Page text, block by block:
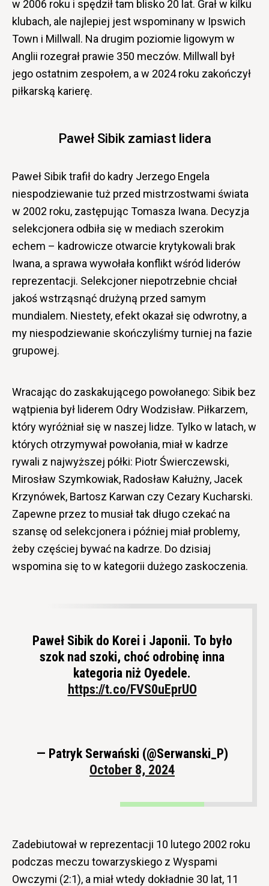
w 2006 roku i spędził tam blisko 20 lat. Grał w kilku
klubach, ale najlepiej jest wspominany w Ipswich
Town i Millwall. Na drugim poziomie ligowym w
Anglii rozegrał prawie 350 meczów. Millwall był
jego ostatnim zespołem, a w 2024 roku zakończył
piłkarską karierę.
Paweł Sibik zamiast lidera
Paweł Sibik trafił do kadry Jerzego Engela
niespodziewanie tuż przed mistrzostwami świata
w 2002 roku, zastępując Tomasza Iwana. Decyzja
selekcjonera odbiła się w mediach szerokim
echem – kadrowicze otwarcie krytykowali brak
Iwana, a sprawa wywołała konflikt wśród liderów
reprezentacji. Selekcjoner niepotrzebnie chciał
jakoś wstrząsnąć drużyną przed samym
mundialem. Niestety, efekt okazał się odwrotny, a
my niespodziewanie skończyliśmy turniej na fazie
grupowej.
Wracając do zaskakującego powołanego: Sibik bez
wątpienia był liderem Odry Wodzisław. Piłkarzem,
który wyróżniał się w naszej lidze. Tylko w latach, w
których otrzymywał powołania, miał w kadrze
rywali z najwyższej półki: Piotr Świerczewski,
Mirosław Szymkowiak, Radosław Kałużny, Jacek
Krzynówek, Bartosz Karwan czy Cezary Kucharski.
Zapewne przez to musiał tak długo czekać na
szansę od selekcjonera i później miał problemy,
żeby częściej bywać na kadrze. Do dzisiaj
wspomina się to w kategorii dużego zaskoczenia.
Paweł Sibik do Korei i Japonii. To było
szok nad szoki, choć odrobinę inna
kategoria niż Oyedele.
https://t.co/FVS0uEprUO
— Patryk Serwański (@Serwanski_P)
October 8, 2024
Zadebiutował w reprezentacji 10 lutego 2002 roku
podczas meczu towarzyskiego z Wyspami
Owczymi (2:1), a miał wtedy dokładnie 30 lat, 11